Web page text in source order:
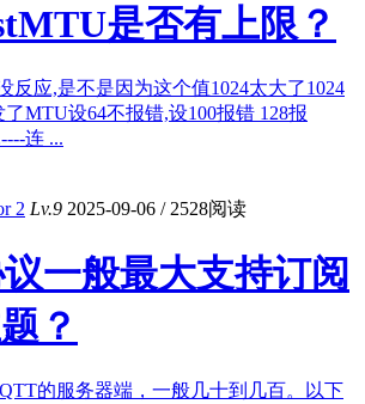
是否有上限？
反应,是不是因为这个值1024太大了1024
MTU设64不报错,设100报错 128报
连 ...
2 Lv.9 2025-09-06 /2528阅读
一般最大支持订阅
？
的服务器端，一般几十到几百。以下